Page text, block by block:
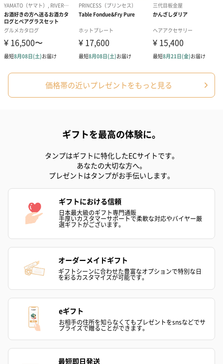
リラックスグッズ
リラックスグッズを同梱してお届けします。
（ブルー）（748円）
（イエロー）（748円）
ハンドタオル・ハンカチ
ハンドタオル・ハンカチを同梱してお届けいたします。ギフトへ
の＋αにおすすめです。
花束ハンドタオル（ピ
ンク）（1,760円）
ルー）（1,760円）
ワイト）（
価格帯の近いプレゼントをもっと見る
ギフトを最高の体験に。
タンプはギフトに特化したECサイトです。
あなたの大切な方へ。
プレゼントはタンプがお手伝いします。
ギフトにおける信頼
日本最大級のギフト専門通販
手厚いカスタマーサポートで柔軟な対応やバイヤー厳
選ギフトがございます。
オーダーメイドギフト
ギフトシーンに合わせた豊富なオプションで特別な日
を彩るカスタマイズが可能です。
eギフト
お相手の住所を知らなくてもプレゼントをsnsなどでサ
プライズで贈ることができます。
最短即日発送